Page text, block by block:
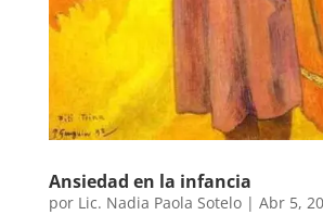
Ansiedad en la infancia
por Lic. Nadia Paola Sotelo| Abr 5,